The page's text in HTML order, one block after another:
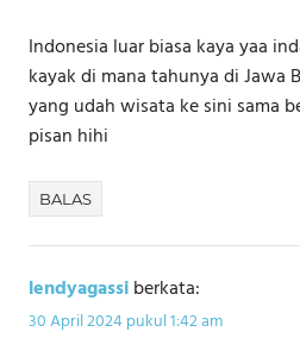
Indonesia luar biasa kaya yaa
kayak di mana tahunya di Jawa
yang udah wisata ke sini sama
pisan hihi
BALAS
lendyagassiberkata:
30 April 2024 pukul 1:42 am